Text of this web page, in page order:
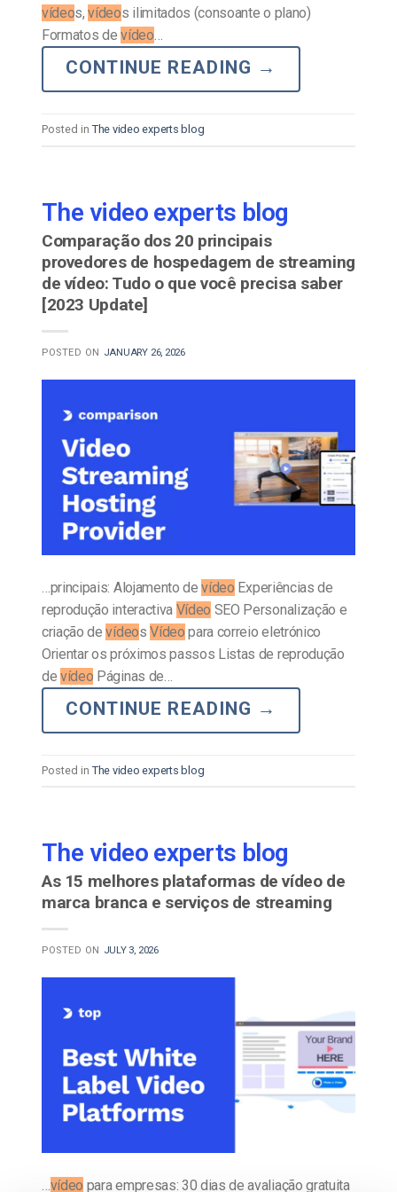
vídeos,vídeos ilimitados (consoante o plano)
Formatos devídeo…
CONTINUE READING →
Posted in The video experts blog
The video experts blog
Comparação dos 20 principais
provedores de hospedagem de streaming
de vídeo: Tudo o que você precisa saber
[2023 Update]
POSTED ON JANUARY 26, 2026
…principais: Alojamento devídeo Experiências de
reprodução interactiva Vídeo SEO Personalização e
criação devídeosVídeo para correio eletrónico
Orientar os próximos passos Listas de reprodução
devídeo Páginas de…
CONTINUE READING →
Posted in The video experts blog
The video experts blog
As 15 melhores plataformas de vídeo de
marca branca e serviços de streaming
POSTED ON JULY 3, 2026
…vídeo para empresas: 30 dias de avaliação gratuita